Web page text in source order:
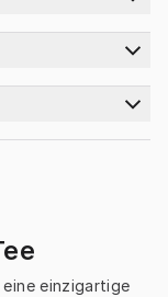
einzigartige